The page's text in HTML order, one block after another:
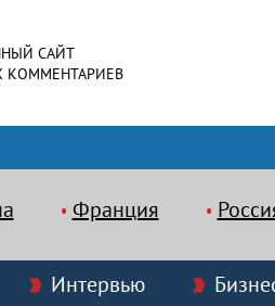
САЙТ
КОММЕНТАРИЕВ
Франция
Интервью